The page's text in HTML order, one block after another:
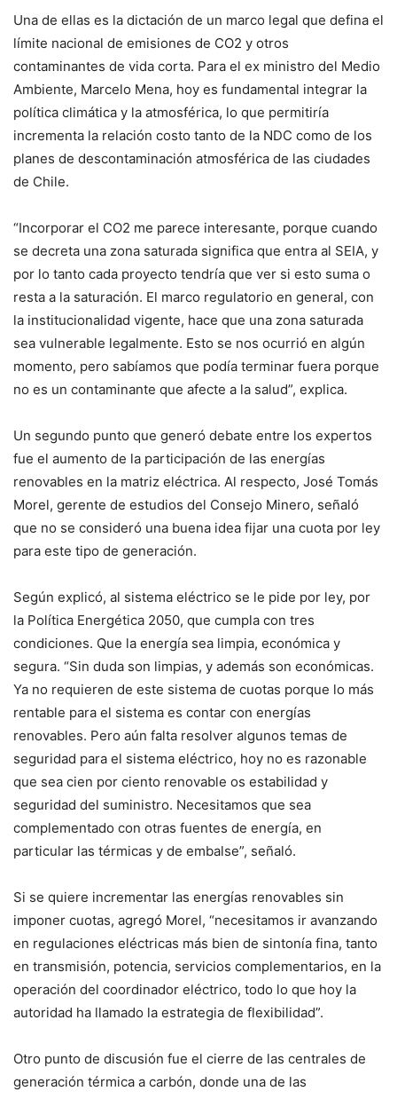
Una de ellas es la dictación de un marco legal que defina el
límite nacional de emisiones de CO2 y otros
contaminantes de vida corta. Para el ex ministro del Medio
Ambiente, Marcelo Mena, hoy es fundamental integrar la
política climática y la atmosférica, lo que permitiría
incrementa la relación costo tanto de la NDC como de los
planes de descontaminación atmosférica de las ciudades
de Chile.
“Incorporar el CO2 me parece interesante, porque cuando
se decreta una zona saturada significa que entra al SEIA, y
por lo tanto cada proyecto tendría que ver si esto suma o
resta a la saturación. El marco regulatorio en general, con
la institucionalidad vigente, hace que una zona saturada
sea vulnerable legalmente. Esto se nos ocurrió en algún
momento, pero sabíamos que podía terminar fuera porque
no es un contaminante que afecte a la salud”, explica.
Un segundo punto que generó debate entre los expertos
fue el aumento de la participación de las energías
renovables en la matriz eléctrica. Al respecto, José Tomás
Morel, gerente de estudios del Consejo Minero, señaló
que no se consideró una buena idea fijar una cuota por ley
para este tipo de generación.
Según explicó, al sistema eléctrico se le pide por ley, por
la Política Energética 2050, que cumpla con tres
condiciones. Que la energía sea limpia, económica y
segura. “Sin duda son limpias, y además son económicas.
Ya no requieren de este sistema de cuotas porque lo más
rentable para el sistema es contar con energías
renovables. Pero aún falta resolver algunos temas de
seguridad para el sistema eléctrico, hoy no es razonable
que sea cien por ciento renovable os estabilidad y
seguridad del suministro. Necesitamos que sea
complementado con otras fuentes de energía, en
particular las térmicas y de embalse”, señaló.
Si se quiere incrementar las energías renovables sin
imponer cuotas, agregó Morel, “necesitamos ir avanzando
en regulaciones eléctricas más bien de sintonía fina, tanto
en transmisión, potencia, servicios complementarios, en la
operación del coordinador eléctrico, todo lo que hoy la
autoridad ha llamado la estrategia de flexibilidad”.
Otro punto de discusión fue el cierre de las centrales de
generación térmica a carbón, donde una de las